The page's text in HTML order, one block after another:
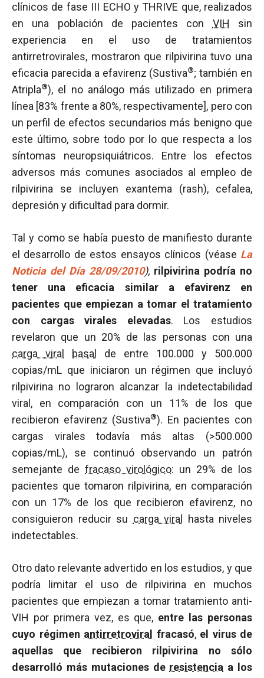
clínicos de fase III ECHO y THRIVE que, realizados
en una población de pacientes con VIH sin
experiencia en el uso de tratamientos
antirretrovirales, mostraron que rilpivirina tuvo una
eficacia parecida a efavirenz (Sustiva®; también en
Atripla®), el no análogo más utilizado en primera
línea [83% frente a 80%, respectivamente], pero con
un perfil de efectos secundarios más benigno que
este último, sobre todo por lo que respecta a los
síntomas neuropsiquiátricos. Entre los efectos
adversos más comunes asociados al empleo de
rilpivirina se incluyen exantema (rash), cefalea,
depresión y dificultad para dormir.
Tal y como se había puesto de manifiesto durante
el desarrollo de estos ensayos clínicos (véase La
Noticia del Día 28/09/2010), rilpivirina podría no
tener una eficacia similar a efavirenz en
pacientes que empiezan a tomar el tratamiento
con cargas virales elevadas. Los estudios
revelaron que un 20% de las personas con una
carga viral
basal
de entre 100.000 y 500.000
copias/mL que iniciaron un régimen que incluyó
rilpivirina no lograron alcanzar la indetectabilidad
viral, en comparación con un 11% de los que
recibieron efavirenz (Sustiva®). En pacientes con
cargas virales todavía más altas (>500.000
copias/mL), se continuó observando un patrón
semejante de fracaso virológico: un 29% de los
pacientes que tomaron rilpivirina, en comparación
con un 17% de los que recibieron efavirenz, no
consiguieron reducir su carga viral
hasta niveles
indetectables.
Otro dato relevante advertido en los estudios, y que
podría limitar el uso de rilpivirina en muchos
pacientes que empiezan a tomar tratamiento anti-
VIH por primera vez, es que, entre las personas
cuyo régimen antirretroviral fracasó,el virus de
aquellas que recibieron rilpivirina no sólo
desarrolló más mutaciones de resistencia a los